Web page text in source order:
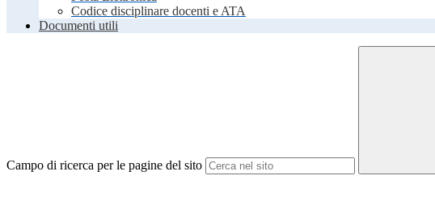
Codice disciplinare docenti e ATA
Documenti utili
Campo di ricerca per le pagine del sito